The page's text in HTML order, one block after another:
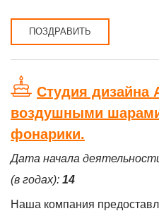
ПОЗДРАВИТЬ
Студия дизайна
воздушными
фонарики.
Дата начала
(в годах): 14
Наша компания